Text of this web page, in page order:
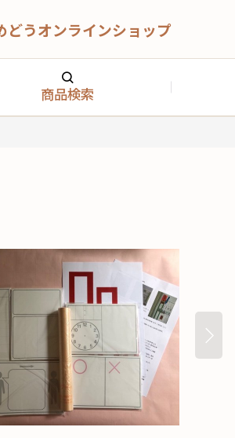
どうオンラインショップ
商品検索